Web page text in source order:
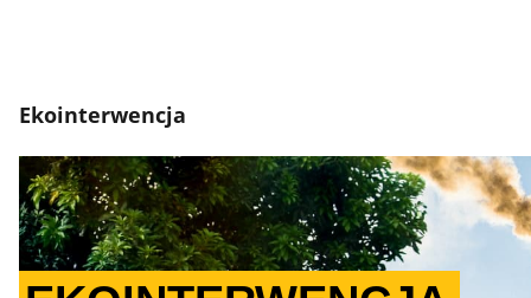
Ekointerwencja